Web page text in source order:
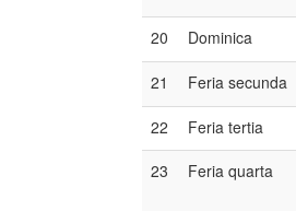
20
Dominica
21
Feria secunda
22
Feria tertia
23
Feria quarta